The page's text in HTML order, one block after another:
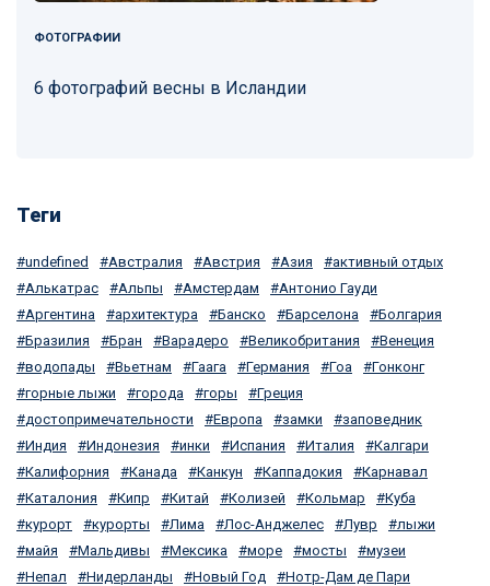
ФОТОГРАФИИ
6 фотографий весны в Исландии
Теги
undefined Австралия Австрия Азия
активный отдых
Алькатрас
Альпы Амстердам
Антонио Гауди
Аргентина
архитектура Банско Барселона
Болгария
Бразилия
Бран Варадеро Великобритания
Венеция
водопады
Вьетнам Гаага Германия Гоа
Гонконг
горные лыжи
города горы
Греция
достопримечательности
Европа замки
заповедник
Индия
Индонезия инки Испания Италия
Калгари
Калифорния
Канада Канкун Каппадокия
Карнавал
Каталония
Кипр Китай Колизей Кольмар
Куба
курорт
курорты Лима Лос-Анджелес Лувр
лыжи
майя
Мальдивы Мексика море мосты
музеи
Непал
Нидерланды Новый Год
Нотр-Дам де Пари